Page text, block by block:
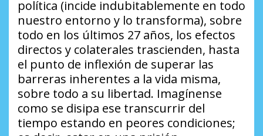
política (incide indubitablemente en todo
nuestro entorno y lo transforma), sobre
todo en los últimos 27 años, los efectos
directos y colaterales trascienden, hasta
el punto de inflexión de superar las
barreras inherentes a la vida misma,
sobre todo a su libertad. Imagínense
como se disipa ese transcurrir del
tiempo estando en peores condiciones;